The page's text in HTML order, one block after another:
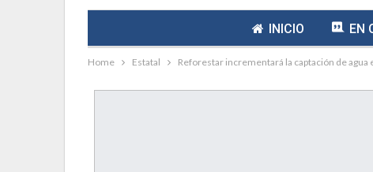
INICIO EN
Home Estatal Reforestar incrementará la captación de agua